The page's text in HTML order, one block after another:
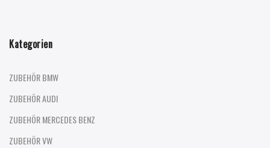
Kategorien
ZUBEHÖR BMW
ZUBEHÖR AUDI
ZUBEHÖR MERCEDES BENZ
ZUBEHÖR VW